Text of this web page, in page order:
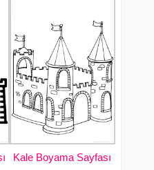
Kale Boyama Sayfası